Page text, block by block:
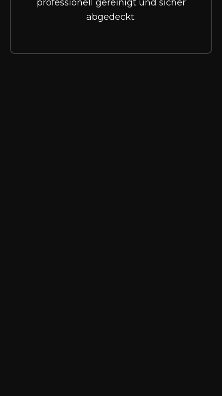
professionell gereinigt und sicher
abgedeckt.